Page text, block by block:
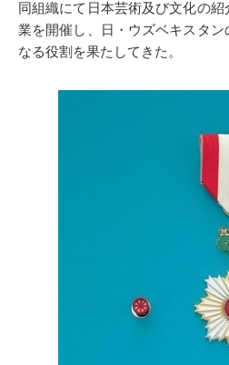
同組織にて日本芸術及び文化の
業を開催し、日・ウズベキスタ
なる役割を果たしてきた。